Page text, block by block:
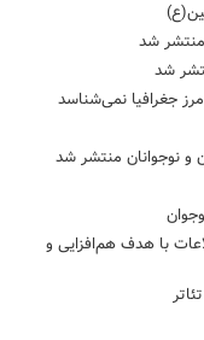
منتشر شد
شد
جغرافیا نمی‌شناسد
با هدف هم‌افزایی و